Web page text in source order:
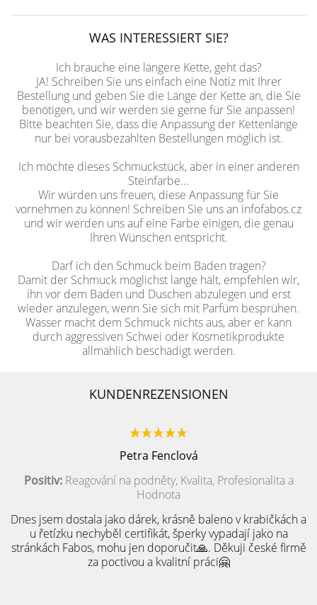
WAS INTERESSIERT SIE?
Ich brauche eine längere Kette, geht das?
JA! Schreiben Sie uns einfach eine Notiz mit Ihrer
Bestellung und geben Sie die Länge der Kette an, die Sie
benötigen, und wir werden sie gerne für Sie anpassen!
Bitte beachten Sie, dass die Anpassung der Kettenlänge
nur bei vorausbezahlten Bestellungen möglich ist.
Ich möchte dieses Schmuckstück, aber in einer anderen
Steinfarbe...
Wir würden uns freuen, diese Anpassung für Sie
vornehmen zu können! Schreiben Sie uns an infofabos.cz
und wir werden uns auf eine Farbe einigen, die genau
Ihren Wünschen entspricht.
Darf ich den Schmuck beim Baden tragen?
Damit der Schmuck möglichst lange hält, empfehlen wir,
ihn vor dem Baden und Duschen abzulegen und erst
wieder anzulegen, wenn Sie sich mit Parfüm besprühen.
Wasser macht dem Schmuck nichts aus, aber er kann
durch aggressiven Schwei oder Kosmetikprodukte
allmählich beschädigt werden.
KUNDENREZENSIONEN
Petra Fenclová
Positiv:Reagování na podněty, Kvalita, Profesionalita a
Hodnota
Dnes jsem dostala jako dárek, krásně baleno v krabičkách a
u řetízku nechyběl certifikát, šperky vypadají jako na
stránkách Fabos, mohu jen doporučit🙏. Děkuji české firmě
za poctivou a kvalitní práci🤗